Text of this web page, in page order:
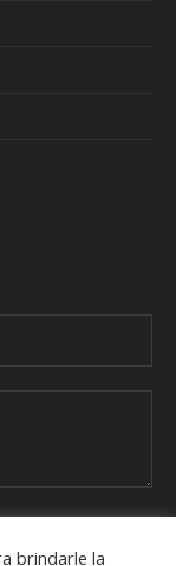
brindarle la